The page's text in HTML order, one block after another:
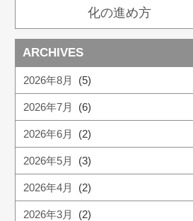
化の進め方
ARCHIVES
2026年8月 (5)
2026年7月 (6)
2026年6月 (2)
2026年5月 (3)
2026年4月 (2)
2026年3月 (2)